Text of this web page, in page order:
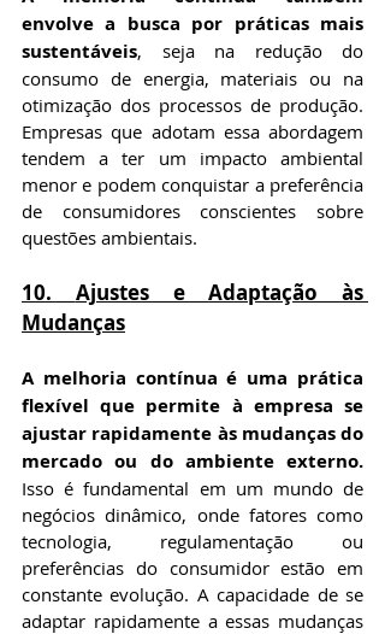
envolve a busca por práticas mais
sustentáveis, seja na redução do
consumo de energia, materiais ou na
otimização dos processos de produção.
Empresas que adotam essa abordagem
tendem a ter um impacto ambiental
menor e podem conquistar a preferência
de consumidores conscientes sobre
questões ambientais.
10. Ajustes e Adaptação às
Mudanças
A melhoria contínua é uma prática
flexível que permite à empresa se
ajustar rapidamente às mudanças do
mercado ou do ambiente externo.
Isso é fundamental em um mundo de
negócios dinâmico, onde fatores como
tecnologia, regulamentação ou
preferências do consumidor estão em
constante evolução. A capacidade de se
adaptar rapidamente a essas mudanças